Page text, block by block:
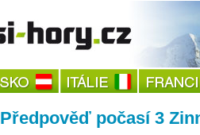
Předpověď počasí 3